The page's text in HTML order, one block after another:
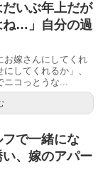
だいぶ年上だが
ね…」自分の過
お嫁さんにしてくれ
してくれるか」、
ニコっとうな...
フで一緒にな
、嫁のアパー